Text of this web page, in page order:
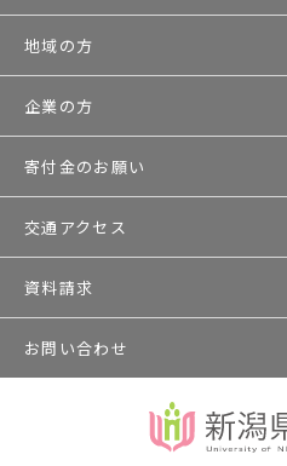
地域の方
企業の方
寄付金のお願い
交通アクセス
資料請求
お問い合わせ